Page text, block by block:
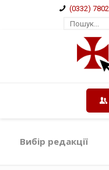
(0332)
Вибір редакції